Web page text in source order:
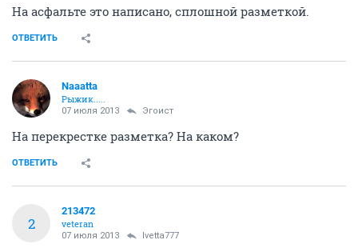
На асфальте это написано, сплошной разметкой.
ОТВЕТИТЬ
Naaatta
Рыжик.....
07 июля 2013 Эгоист
На перекрестке разметка? На каком?
ОТВЕТИТЬ
2
213472
veteran
07 июля 2013 Ivetta777